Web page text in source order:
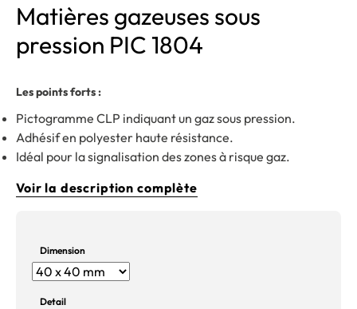
Matières gazeuses sous
pression PIC 1804
Les points forts :
Pictogramme CLP indiquant un gaz sous pression.
Adhésif en polyester haute résistance.
Idéal pour la signalisation des zones à risque gaz.
Voir la description complète
Dimension
Detail